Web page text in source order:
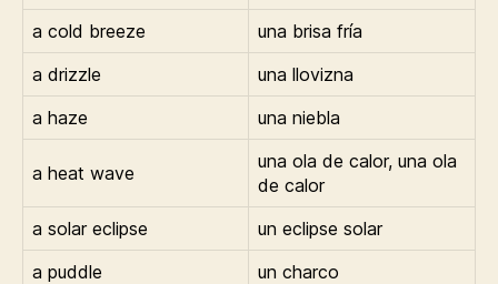
a cold breeze
una brisa fría
a drizzle
una llovizna
a haze
una niebla
a heat wave
una ola de calor, una ola
de calor
a solar eclipse
un eclipse solar
a puddle
un charco